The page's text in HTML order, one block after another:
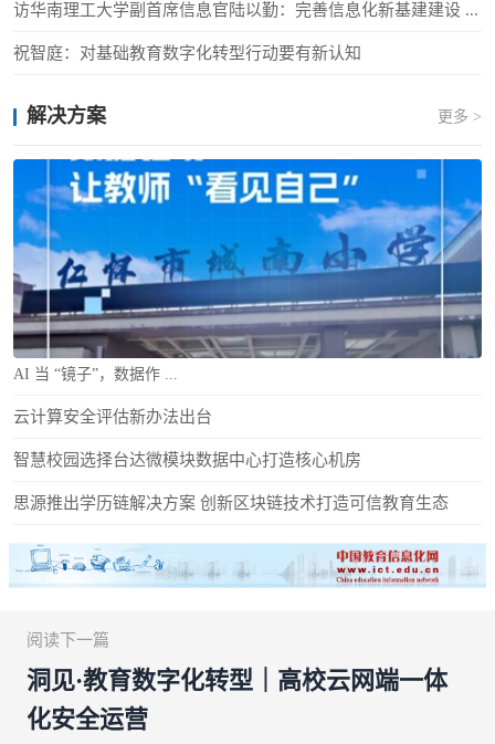
访华南理工大学副首席信息官陆以勤：完善信息化新基建建设 ...
祝智庭：对基础教育数字化转型行动要有新认知
解决方案 更多 >
AI 当 “镜子”，数据作 ...
云计算安全评估新办法出台
智慧校园选择台达微模块数据中心打造核心机房
思源推出学历链解决方案 创新区块链技术打造可信教育生态
阅读下一篇
洞见·教育数字化转型｜高校云网端一体
化安全运营